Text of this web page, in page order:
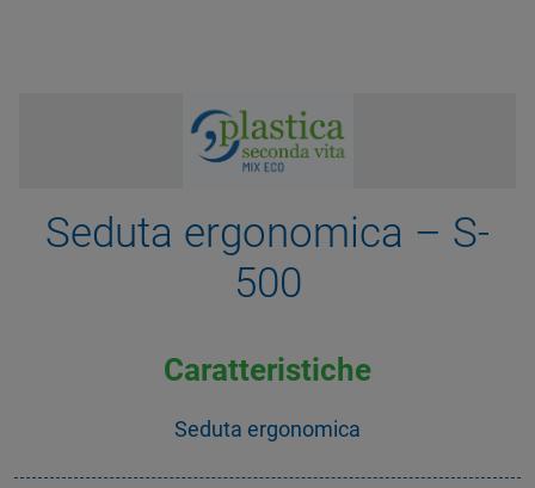
Seduta ergonomica – S-
500
Caratteristiche
Seduta ergonomica